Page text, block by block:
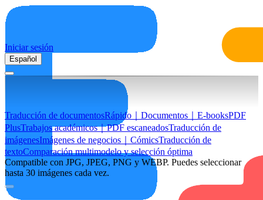
Iniciar sesión
Español
Traducción de documentosRápido｜Documentos｜E-booksPDF
PlusTrabajos académicos｜PDF escaneadosTraducción de
imágenesImágenes de negocios｜CómicsTraducción de
textoComparación multimodelo y selección óptima
Compatible con JPG, JPEG, PNG y WEBP. Puedes seleccionar
hasta 30 imágenes cada vez.